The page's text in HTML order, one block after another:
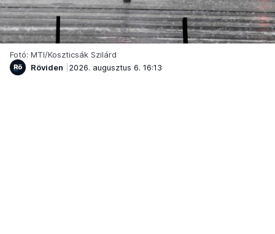
Fotó: MTI/Koszticsák Szilárd
Röviden
2026. augusztus 6. 16:13